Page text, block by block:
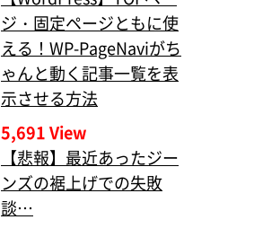
ジ・固定ページともに使
える！WP-PageNaviがち
ゃんと動く記事一覧を表
示させる方法
5,691 View
【悲報】最近あったジー
ンズの裾上げでの失敗
談…